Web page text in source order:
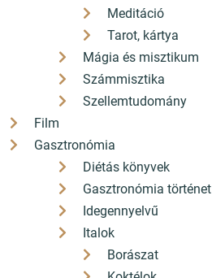
Meditáció
Tarot, kártya
Mágia és misztikum
Számmisztika
Szellemtudomány
Film
Gasztronómia
Diétás könyvek
Gasztronómia történet
Idegennyelvű
Italok
Borászat